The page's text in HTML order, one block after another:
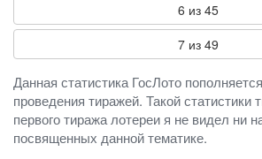
6 из 45
7 из 49
Данная статистика ГосЛото
проведения тиражей. Такой статистики
первого тиража лотереи я не видел ни
посвященных данной тематике.